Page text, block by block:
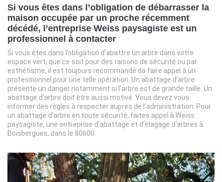
Si vous êtes dans l’obligation de débarrasser la
maison occupée par un proche récemment
décédé, l’entreprise Weiss paysagiste est un
professionnel à contacter
Si vous êtes dans l’obligation d’abattre un arbre dans votre
espace vert, que ce soit pour des raisons de sécurité ou par
esthétisme, il est toujours recommandé da faire appel à un
professionnel pour une telle opération. Un abattage d’arbre
présente un danger notamment si l’arbre est de grande taille. Un
abattage d’arbre doit être aussi motivé. Vous devez vous
informer des règles à respecter auprès de l’administration. Pour
un abattage d’arbre en toute sécurité, faites appel à Weiss
paysagiste, une entreprise d’abattage et d’élagage d’arbres à
Boisbergues, dans le 80600.